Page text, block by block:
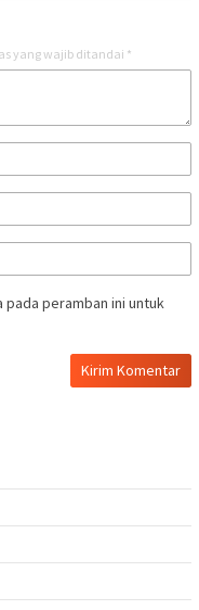
yang wajib ditandai *
pada peramban ini untuk